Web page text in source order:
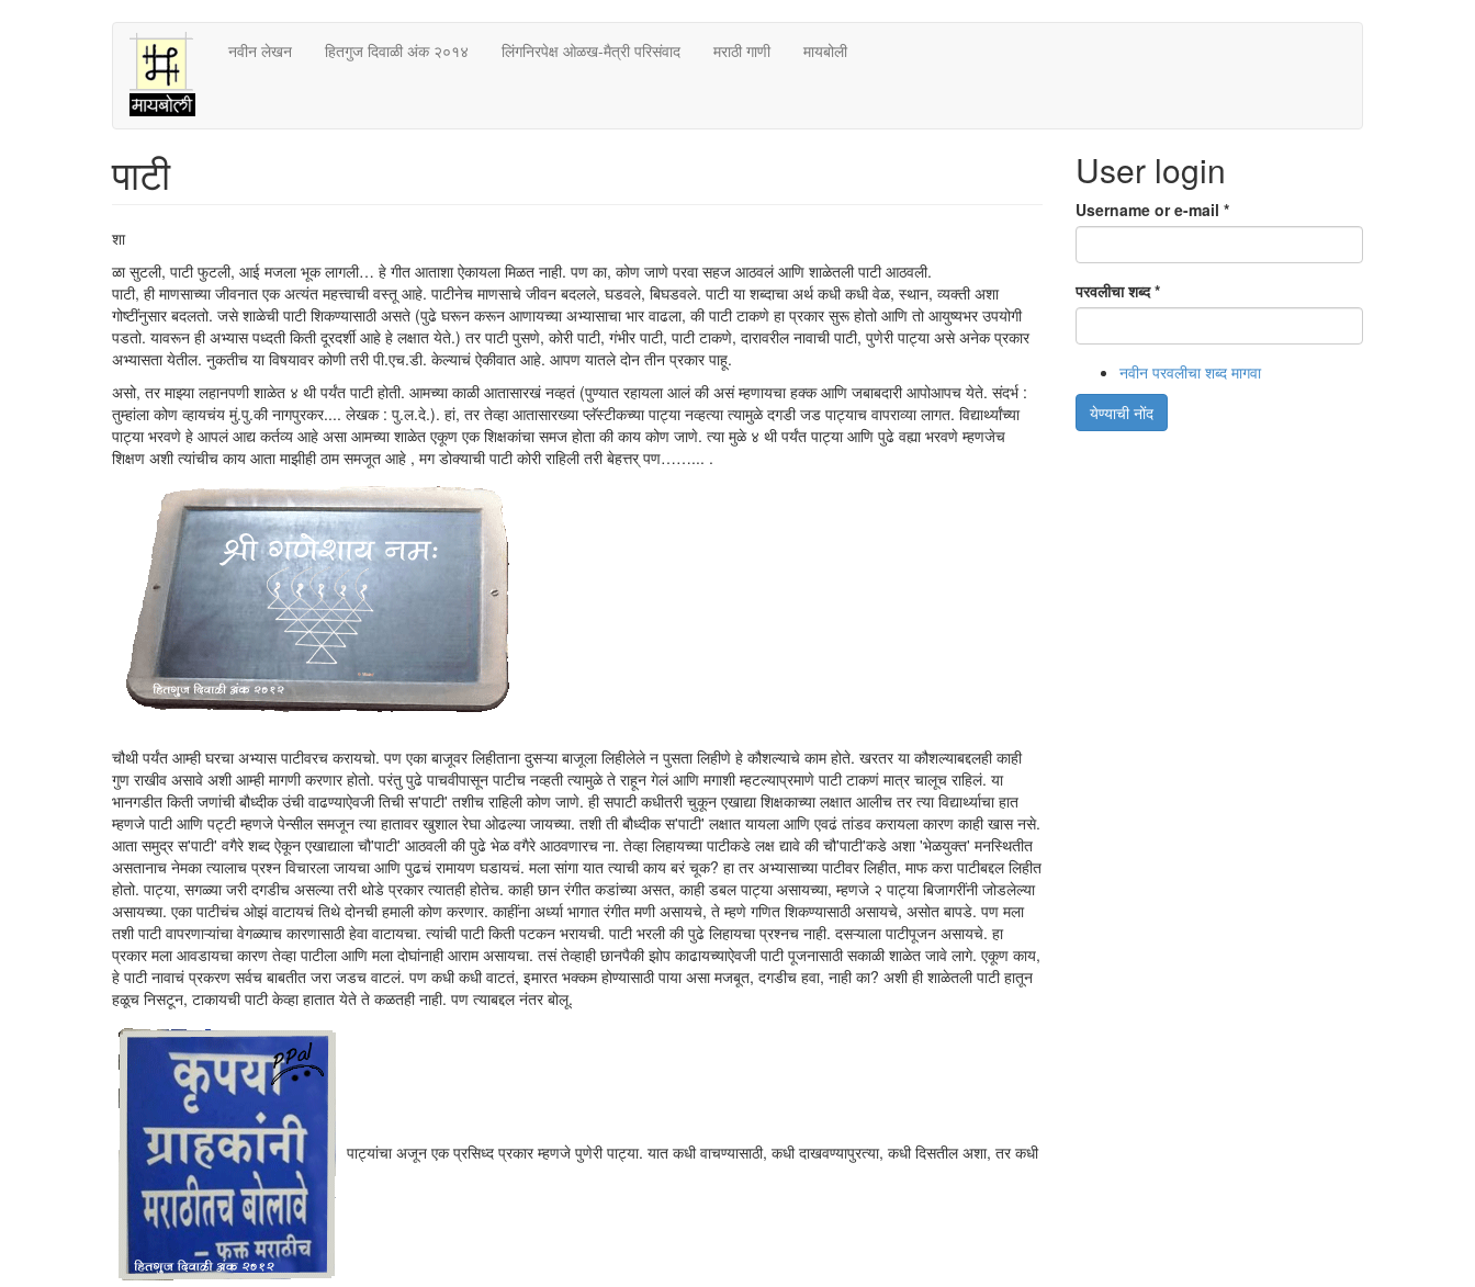
नवीन लेखन हितगुज दिवाळी अंक २०१४ लिंगनिरपेक्ष ओळख-मैत्री परिसंवाद मराठी गाणी मायबोली
पाटी
शा
ळा सुटली, पाटी फुटली, आई मजला भूक लागली… हे गीत आताशा ऐकायला मिळत नाही. पण का, कोण जाणे परवा सहज आठवलं आणि शाळेतली पाटी आठवली.
पाटी, ही माणसाच्या जीवनात एक अत्यंत महत्त्वाची वस्तू आहे. पाटीनेच माणसाचे जीवन बदलले, घडवले, बिघडवले. पाटी या शब्दाचा अर्थ कधी कधी वेळ, स्थान, व्यक्ती अशा
गोष्टींनुसार बदलतो. जसे शाळेची पाटी शिकण्यासाठी असते (पुढे घरून करून आणायच्या अभ्यासाचा भार वाढला, की पाटी टाकणे हा प्रकार सुरू होतो आणि तो आयुष्यभर उपयोगी
पडतो. यावरून ही अभ्यास पध्दती किती दूरदर्शी आहे हे लक्षात येते.) तर पाटी पुसणे, कोरी पाटी, गंभीर पाटी, पाटी टाकणे, दारावरील नावाची पाटी, पुणेरी पाट्या असे अनेक प्रकार
अभ्यासता येतील. नुकतीच या विषयावर कोणी तरी पी.एच.डी. केल्याचं ऐकीवात आहे. आपण यातले दोन तीन प्रकार पाहू.
असो, तर माझ्या लहानपणी शाळेत ४ थी पर्यंत पाटी होती. आमच्या काळी आतासारखं नव्हतं (पुण्यात रहायला आलं की असं म्हणायचा हक्क आणि जबाबदारी आपोआपच येते. संदर्भ :
तुम्हांला कोण व्हायचंय मुं.पु.की नागपुरकर.... लेखक : पु.ल.दे.). हां, तर तेव्हा आतासारख्या प्लॅस्टीकच्या पाट्या नव्हत्या त्यामुळे दगडी जड पाट्याच वापराव्या लागत. विद्यार्थ्यांच्या
पाट्या भरवणे हे आपलं आद्य कर्तव्य आहे असा आमच्या शाळेत एकूण एक शिक्षकांचा समज होता की काय कोण जाणे. त्या मुळे ४ थी पर्यंत पाट्या आणि पुढे वह्या भरवणे म्हणजेच
शिक्षण अशी त्यांचीच काय आता माझीही ठाम समजूत आहे , मग डोक्याची पाटी कोरी राहिली तरी बेहत्तर् पण……... .
चौथी पर्यंत आम्ही घरचा अभ्यास पाटीवरच करायचो. पण एका बाजूवर लिहीताना दुसऱ्या बाजूला लिहीलेले न पुसता लिहीणे हे कौशल्याचे काम होते. खरतर या कौशल्याबद्दलही काही
गुण राखीव असावे अशी आम्ही मागणी करणार होतो. परंतु पुढे पाचवीपासून पाटीच नव्हती त्यामुळे ते राहून गेलं आणि मगाशी म्हटल्याप्रमाणे पाटी टाकणं मात्र चालूच राहिलं. या
भानगडीत किती जणांची बौध्दीक उंची वाढण्याऐवजी तिची स'पाटी' तशीच राहिली कोण जाणे. ही सपाटी कधीतरी चुकून एखाद्या शिक्षकाच्या लक्षात आलीच तर त्या विद्यार्थ्याचा हात
म्हणजे पाटी आणि पट्टी म्हणजे पेन्सील समजून त्या हातावर खुशाल रेघा ओढल्या जायच्या. तशी ती बौध्दीक स'पाटी' लक्षात यायला आणि एवढं तांडव करायला कारण काही खास नसे.
आता समुद्र स'पाटी' वगैरे शब्द ऐकून एखाद्याला चौ'पाटी' आठवली की पुढे भेळ वगैरे आठवणारच ना. तेव्हा लिहायच्या पाटीकडे लक्ष द्यावे की चौ'पाटी'कडे अशा 'भेळयुक्त' मनस्थितीत
असतानाच नेमका त्यालाच प्रश्न विचारला जायचा आणि पुढचं रामायण घडायचं. मला सांगा यात त्याची काय बरं चूक? हा तर अभ्यासाच्या पाटीवर लिहीत, माफ करा पाटीबद्दल लिहीत
होतो. पाट्या, सगळ्या जरी दगडीच असल्या तरी थोडे प्रकार त्यातही होतेच. काही छान रंगीत कडांच्या असत, काही डबल पाट्या असायच्या, म्हणजे २ पाट्या बिजागरींनी जोडलेल्या
असायच्या. एका पाटीचंच ओझं वाटायचं तिथे दोनची हमाली कोण करणार. काहींना अर्ध्या भागात रंगीत मणी असायचे, ते म्हणे गणित शिकण्यासाठी असायचे, असोत बापडे. पण मला
तशी पाटी वापरणाऱ्यांचा वेगळ्याच कारणासाठी हेवा वाटायचा. त्यांची पाटी किती पटकन भरायची. पाटी भरली की पुढे लिहायचा प्रश्नच नाही. दसऱ्याला पाटीपूजन असायचे. हा
प्रकार मला आवडायचा कारण तेव्हा पाटीला आणि मला दोघांनाही आराम असायचा. तसं तेव्हाही छानपैकी झोप काढायच्याऐवजी पाटी पूजनासाठी सकाळी शाळेत जावे लागे. एकूण काय,
हे पाटी नावाचं प्रकरण सर्वच बाबतीत जरा जडच वाटलं. पण कधी कधी वाटतं, इमारत भक्कम होण्यासाठी पाया असा मजबूत, दगडीच हवा, नाही का? अशी ही शाळेतली पाटी हातून
हळूच निसटून, टाकायची पाटी केव्हा हातात येते ते कळतही नाही. पण त्याबद्दल नंतर बोलू.
पाट्यांचा अजून एक प्रसिध्द प्रकार म्हणजे पुणेरी पाट्या. यात कधी वाचण्यासाठी, कधी दाखवण्यापुरत्या, कधी दिसतील अशा, तर कधी
User login
Username or e-mail *
परवलीचा शब्द*
नवीन परवलीचा शब्द मागवा
येण्याची नोंद